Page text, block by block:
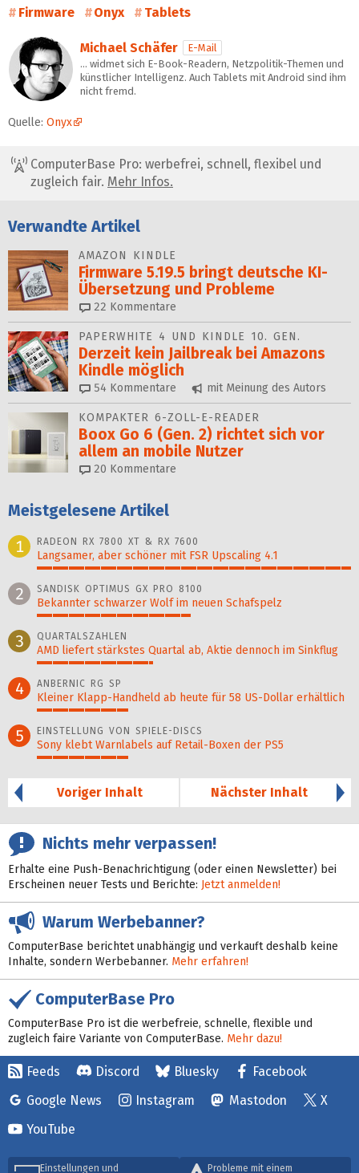
Firmware
Onyx Tablets
Michael Schäfer
E-Mail
… widmet sich E-Book-Readern, Netzpolitik-Themen und
künstlicher Intelligenz. Auch Tablets mit Android sind ihm
nicht fremd.
Quelle: Onyx
ComputerBase Pro: werbefrei, schnell, flexibel und
zugleich fair. Mehr Infos.
Verwandte Artikel
AMAZON KINDLE
Firmware 5.19.5 bringt deutsche KI-
Übersetzung und Probleme
22 Kommentare
PAPERWHITE 4 UND KINDLE 10. GEN.
Derzeit kein Jailbreak bei Amazons
Kindle möglich
54 Kommentare mit Meinung des Autors
KOMPAKTER 6-ZOLL-E-READER
Boox Go 6 (Gen. 2) richtet sich vor
allem an mobile Nutzer
20 Kommentare
Meistgelesene Artikel
1
RADEON RX 7800 XT & RX 7600
Langsamer, aber schöner mit FSR Upscaling 4.1
2 SANDISK OPTIMUS GX PRO 8100
Bekannter schwarzer Wolf im neuen Schafspelz
3 QUARTALSZAHLEN
AMD liefert stärkstes Quartal ab, Aktie dennoch im Sinkflug
4 ANBERNIC RG SP
Kleiner Klapp-Hand­held ab heute für 58 US-Dollar er­hält­lich
5 EINSTELLUNG VON SPIELE-DISCS
Sony klebt Warnlabels auf Retail-Boxen der PS5
Voriger Inhalt
Nächster Inhalt
Nichts mehr verpassen!
Erhalte eine Push-Benachrichtigung (oder einen Newsletter) bei
Erscheinen neuer Tests und Berichte: Jetzt anmelden!
Warum Werbebanner?
ComputerBase berichtet unabhängig und verkauft deshalb keine
Inhalte, sondern Werbebanner. Mehr erfahren!
ComputerBase Pro
ComputerBase Pro ist die werbefreie, schnelle, flexible und
zugleich faire Variante von ComputerBase. Mehr dazu!
Feeds Discord Bluesky
Facebook
Google News
Instagram Mastodon
X
YouTube
Einstellungen und Probleme mit einem